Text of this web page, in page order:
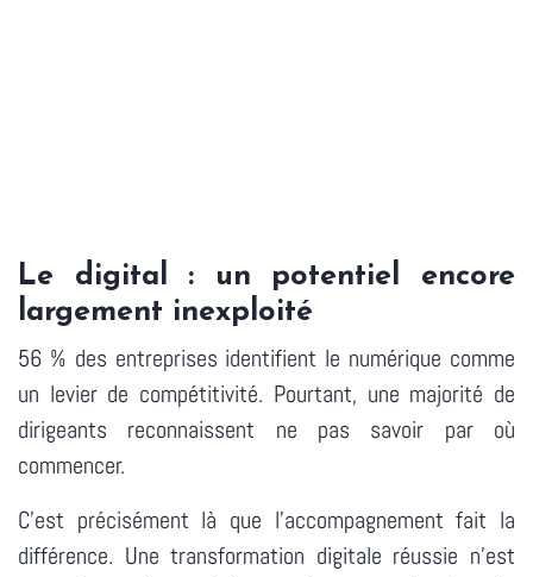
Le digital : un potentiel encore
largement inexploité
56 % des entreprises identifient le numérique comme
un levier de compétitivité. Pourtant, une majorité de
dirigeants reconnaissent ne pas savoir par où
commencer.
C'est précisément là que l'accompagnement fait la
différence. Une transformation digitale réussie n'est